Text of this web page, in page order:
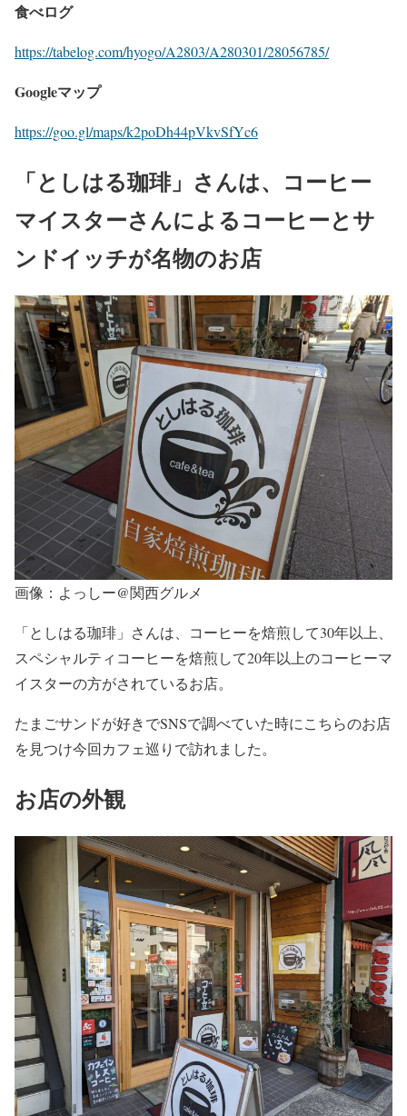
食べログ
https://tabelog.com/hyogo/A2803/A280301/28056785/
Googleマップ
https://goo.gl/maps/k2poDh44pVkvSfYc6
「としはる珈琲」さんは、コーヒー
マイスターさんによるコーヒーとサ
ンドイッチが名物のお店
画像：よっしー@関西グルメ
「としはる珈琲」さんは、コーヒーを焙煎して30年以上、
スペシャルティコーヒーを焙煎して20年以上のコーヒーマ
イスターの方がされているお店。
たまごサンドが好きでSNSで調べていた時にこちらのお店
を見つけ今回カフェ巡りで訪れました。
お店の外観